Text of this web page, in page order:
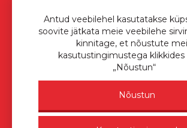
Ostutingimused
Privaatsuspoliitika
Sinu Pood © 2026
Antud veebilehel kasutatakse
soovite jätkata meie veebilehe
kinnitage, et nõustute
kasutustingimustega klikkides
„Nõustun“
Nõustun